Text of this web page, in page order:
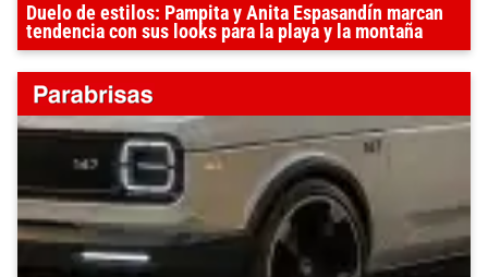
Duelo de estilos: Pampita y Anita Espasandín marcan
tendencia con sus looks para la playa y la montaña